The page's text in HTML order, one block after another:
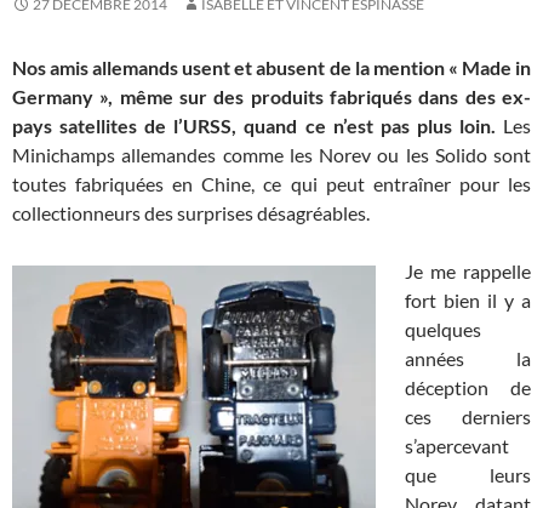
27 DÉCEMBRE 2014 ISABELLE ET VINCENT ESPINASSE
Nos amis allemands usent et abusent de la mention « Made in
Germany », même sur des produits fabriqués dans des ex-
pays satellites de l’URSS, quand ce n’est pas plus loin. Les
Minichamps allemandes comme les Norev ou les Solido sont
toutes fabriquées en Chine, ce qui peut entraîner pour les
collectionneurs des surprises désagréables.
Je me rappelle
fort bien il y a
quelques
années la
déception de
ces derniers
s’apercevant
que leurs